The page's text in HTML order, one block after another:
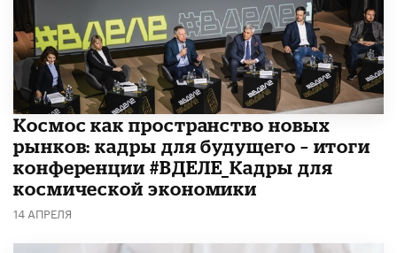
Космос как пространство новых
рынков: кадры для будущего – итоги
конференции #ВДЕЛЕ_Кадры для
космической экономики
14 АПРЕЛЯ